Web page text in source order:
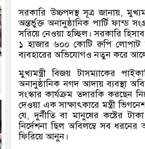
সরকারি উচ্চপদস্থ সূত্র জানায়,
অন্তর্ভুক্ত অনানুষ্ঠানিক পার্টি ফান্ড
সরিয়ে নেওয়া হচ্ছিল। সরকারি
১ হাজার ৬০০ কোটি রুপি লোপাট
ব্যবহারের অভিযোগও নতুন করে
মুখ্যমন্ত্রী বিজয় টাসম্যাকের
অনানুষ্ঠানিক নগদ আদায় ব্যবস্থা
সংস্কার কার্যক্রম তদারকি করছেন
দেওয়া এক সাক্ষাৎকারে মন্ত্রী
যে,দুর্নীতি বা মানুষের কষ্টের
নির্দেশনা ছিল অবিলম্বে সব
ফিরিয়ে আনুন।